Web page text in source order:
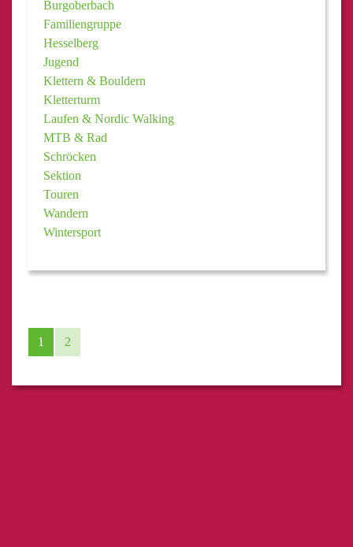
Burgoberbach
Familiengruppe
Hesselberg
Jugend
Klettern & Bouldern
Kletterturm
Laufen & Nordic Walking
MTB & Rad
Schröcken
Sektion
Touren
Wandern
Wintersport
1 2